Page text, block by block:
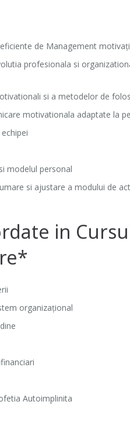
de Management
profesionala si
si a metodelor de
motivationala adaptate la
modelul personal
si ajustare a modului de
in
organizațional
Autoimplinita